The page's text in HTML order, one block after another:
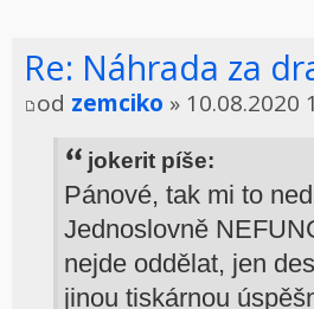
Re: Náhrada za
od zemciko » 10.08.2020
jokerit píše:
Pánové, tak mi to
Jednoslovně
nejde oddělat, jen
jinou tiskárnou